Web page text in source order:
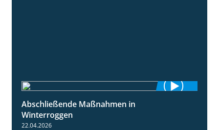
Abschließende Maßnahmen in
Winterroggen
22.04.2026